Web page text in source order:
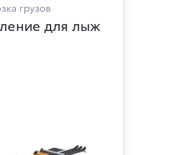
грузов
для лыж